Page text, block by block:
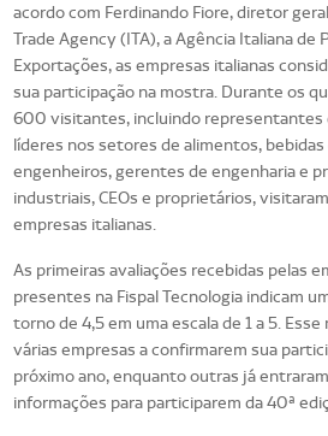
acordo com Ferdinando Fiore, diretor
Trade Agency (ITA), a Agência Italiana de
Exportações, as empresas italianas
sua participação na mostra. Durante os
600 visitantes, incluindo representantes
líderes nos setores de alimentos, bebidas
engenheiros, gerentes de engenharia e
industriais, CEOs e proprietários,
empresas italianas.
As primeiras avaliações recebidas pelas
presentes na Fispal Tecnologia indicam
torno de 4,5 em uma escala de 1 a 5.
várias empresas a confirmarem sua
próximo ano, enquanto outras já
informações para participarem da 40ª